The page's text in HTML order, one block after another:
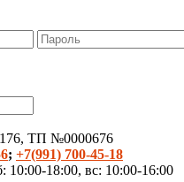
ТП №0000676
; +7(991) 700-45-18
10:00-18:00, вс: 10:00-16:00